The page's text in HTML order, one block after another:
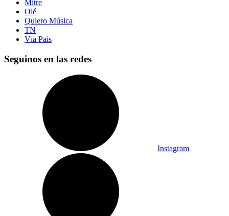
Mitre
Olé
Quiero Música
TN
Vía País
Seguinos en las redes
Instagram